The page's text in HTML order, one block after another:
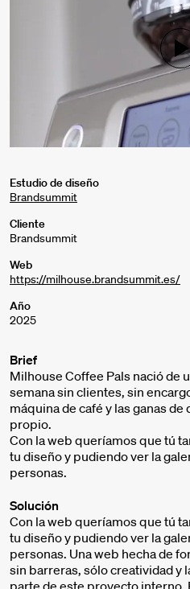
Estudio de diseño
Brandsummit
Cliente
Brandsummit
Web
https://milhouse.brandsummit.es/
Año
2025
Brief
Milhouse Coffee Pals nació de
semana sin clientes, sin
máquina de café y las ganas
propio.
Con la web queríamos que tú
tu diseño y pudiendo ver la
personas.
Solución
Con la web queríamos que tú
tu diseño y pudiendo ver la
personas. Una web hecha de
sin barreras, sólo creatividad y
parte de este proyecto interno.